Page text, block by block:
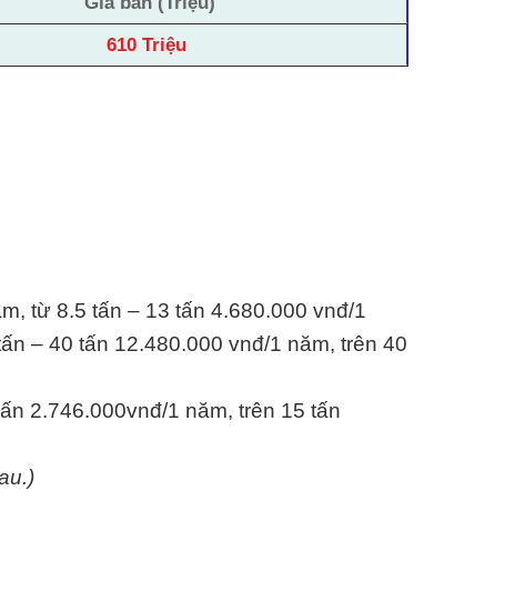
610 Triệu
từ 8.5 tấn – 13 tấn 4.680.000 vnđ/1
– 40 tấn 12.480.000 vnđ/1 năm, trên 40
2.746.000vnđ/1 năm, trên 15 tấn